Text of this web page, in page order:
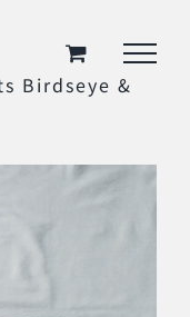
Birdseye &